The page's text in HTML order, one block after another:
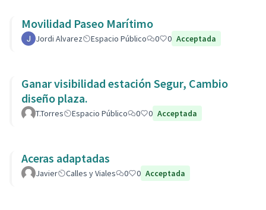
Movilidad Paseo Marítimo
Jordi Alvarez Espacio Público 0 0 Acceptada
Ganar visibilidad estación Segur, Cambio
diseño plaza.
T.Torres Espacio Público 0 0 Acceptada
Aceras adaptadas
Javier Calles y Viales 0 0 Acceptada